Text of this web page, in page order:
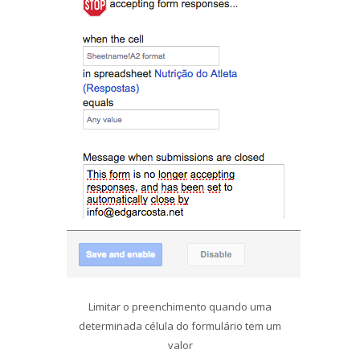
Limitar o preenchimento quando uma
determinada célula do formulário tem um
valor